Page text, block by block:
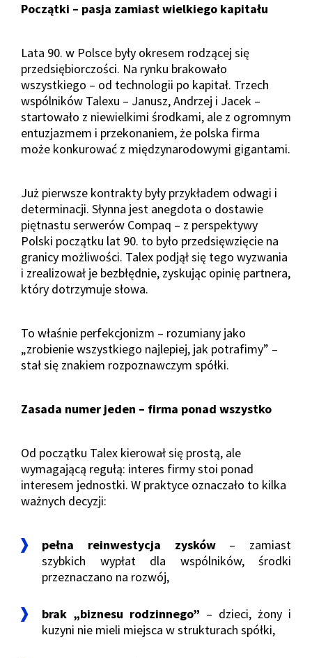
Początki – pasja zamiast wielkiego kapitału
Lata 90. w Polsce były okresem rodzącej się
przedsiębiorczości. Na rynku brakowało
wszystkiego – od technologii po kapitał. Trzech
wspólników Talexu – Janusz, Andrzej i Jacek –
startowało z niewielkimi środkami, ale z ogromnym
entuzjazmem i przekonaniem, że polska firma
może konkurować z międzynarodowymi gigantami.
Już pierwsze kontrakty były przykładem odwagi i
determinacji. Słynna jest anegdota o dostawie
piętnastu serwerów Compaq – z perspektywy
Polski początku lat 90. to było przedsięwzięcie na
granicy możliwości. Talex podjął się tego wyzwania
i zrealizował je bezbłędnie, zyskując opinię partnera,
który dotrzymuje słowa.
To właśnie perfekcjonizm – rozumiany jako
„zrobienie wszystkiego najlepiej, jak potrafimy” –
stał się znakiem rozpoznawczym spółki.
Zasada numer jeden – firma ponad wszystko
Od początku Talex kierował się prostą, ale
wymagającą regułą: interes firmy stoi ponad
interesem jednostki. W praktyce oznaczało to kilka
ważnych decyzji:
pełna reinwestycja zysków– zamiast
szybkich wypłat dla wspólników, środki
przeznaczano na rozwój,
brak „biznesu rodzinnego” – dzieci, żony i
kuzyni nie mieli miejsca w strukturach spółki,